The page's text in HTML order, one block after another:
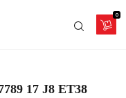
0
17 J8 ET38